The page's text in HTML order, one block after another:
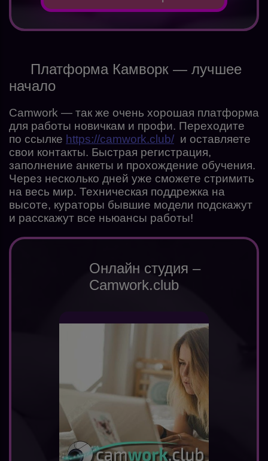
Платформа Камворк — лучшее
начало
Camwork — так же очень хорошая платформа
для работы новичкам и профи. Переходите
по ссылке https://camwork.club/ и оставляете
свои контакты. Быстрая регистрация,
заполнение анкеты и прохождение обучения.
Через несколько дней уже сможете стримить
на весь мир. Техническая поддрежка на
высоте, кураторы бывшие модели подскажут
и расскажут все ньюансы работы!
Онлайн студия –
Camwork.club